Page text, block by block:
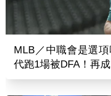
MLB／中職會是選
代跑1場被DFA！再